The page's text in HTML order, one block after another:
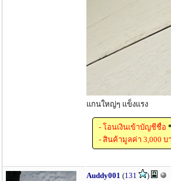
แกนใหญ่ๆ แข็งแรง
- โอนเงินเข้าบัญชีชื่อ
- สินค้ามูลค่า 3,000
Auddy001 (131 )